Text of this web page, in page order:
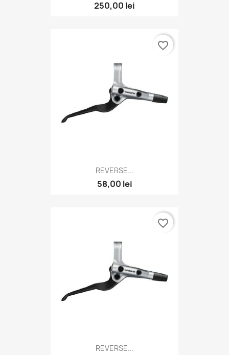
250,00 lei
REVERSE...
58,00 lei
favorite_border
REVERSE...
favorite_border